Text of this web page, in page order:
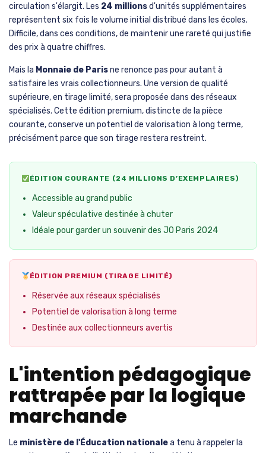
circulation s'élargit. Les 24 millionsd'unités supplémentaires
représentent six fois le volume initial distribué dans les écoles.
Difficile, dans ces conditions, de maintenir une rareté qui justifie
des prix à quatre chiffres.
Mais la Monnaie de Parisne renonce pas pour autant à
satisfaire les vrais collectionneurs. Une version de qualité
supérieure, en tirage limité, sera proposée dans des réseaux
spécialisés. Cette édition premium, distincte de la pièce
courante, conserve un potentiel de valorisation à long terme,
précisément parce que son tirage restera restreint.
ÉDITION COURANTE (24 MILLIONS D’EXEMPLAIRES)
Accessible au grand public
Valeur spéculative destinée à chuter
Idéale pour garder un souvenir des JO Paris 2024
ÉDITION PREMIUM (TIRAGE LIMITÉ)
Réservée aux réseaux spécialisés
Potentiel de valorisation à long terme
Destinée aux collectionneurs avertis
L'intention pédagogique
rattrapée par la logique
marchande
Le ministère de l'Éducation nationalea tenu à rappeler la